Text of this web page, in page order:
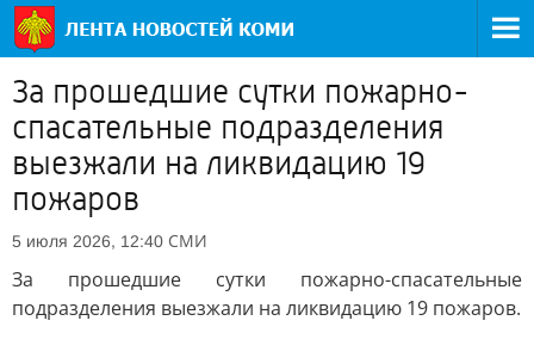
За прошедшие сутки пожарно-
спасательные подразделения
выезжали на ликвидацию 19
пожаров
5 июля 2026, 12:40 СМИ
За прошедшие сутки пожарно-спасательные
подразделения выезжали на ликвидацию 19 пожаров.